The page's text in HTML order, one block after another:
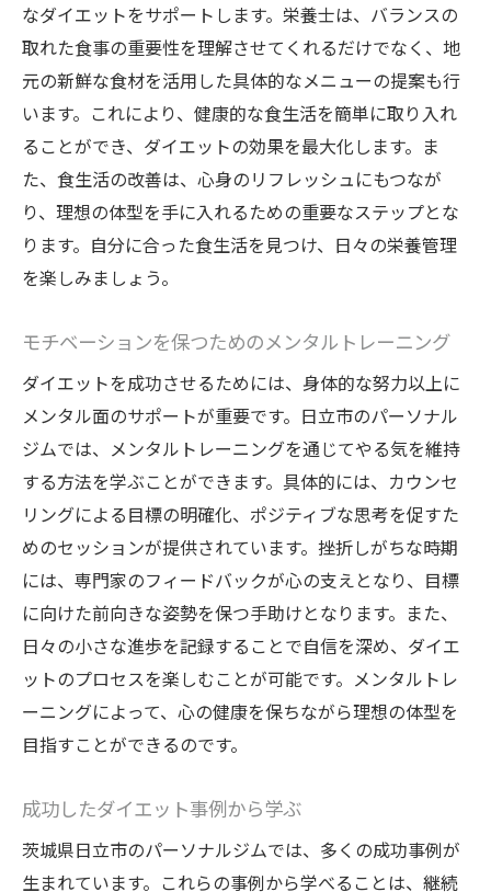
なダイエットをサポートします。栄養士は、バランスの
取れた食事の重要性を理解させてくれるだけでなく、地
元の新鮮な食材を活用した具体的なメニューの提案も行
います。これにより、健康的な食生活を簡単に取り入れ
ることができ、ダイエットの効果を最大化します。ま
た、食生活の改善は、心身のリフレッシュにもつなが
り、理想の体型を手に入れるための重要なステップとな
ります。自分に合った食生活を見つけ、日々の栄養管理
を楽しみましょう。
モチベーションを保つためのメンタルトレーニング
ダイエットを成功させるためには、身体的な努力以上に
メンタル面のサポートが重要です。日立市のパーソナル
ジムでは、メンタルトレーニングを通じてやる気を維持
する方法を学ぶことができます。具体的には、カウンセ
リングによる目標の明確化、ポジティブな思考を促すた
めのセッションが提供されています。挫折しがちな時期
には、専門家のフィードバックが心の支えとなり、目標
に向けた前向きな姿勢を保つ手助けとなります。また、
日々の小さな進歩を記録することで自信を深め、ダイエ
ットのプロセスを楽しむことが可能です。メンタルトレ
ーニングによって、心の健康を保ちながら理想の体型を
目指すことができるのです。
成功したダイエット事例から学ぶ
茨城県日立市のパーソナルジムでは、多くの成功事例が
生まれています。これらの事例から学べることは、継続